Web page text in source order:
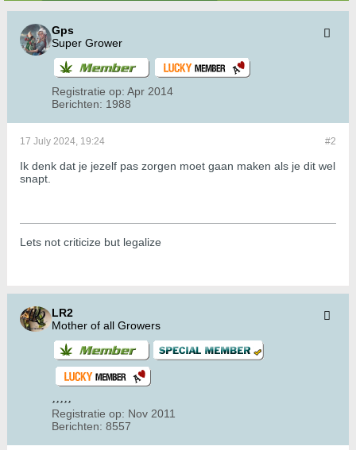
Gps
Super Grower
Registratie op: Apr 2014
Berichten: 1988
#2
17 July 2024, 19:24
Ik denk dat je jezelf pas zorgen moet gaan maken als je dit wel
snapt.
Lets not criticize but legalize
LR2
Mother of all Growers
Registratie op: Nov 2011
Berichten: 8557